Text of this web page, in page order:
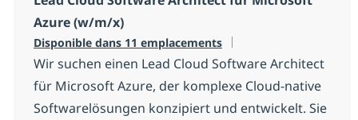
Azure (w/m/x)
Disponible dans 11 emplacements
Wir suchen einen Lead Cloud Software Architect
für Microsoft Azure, der komplexe Cloud-native
Softwarelösungen konzipiert und entwickelt. Sie